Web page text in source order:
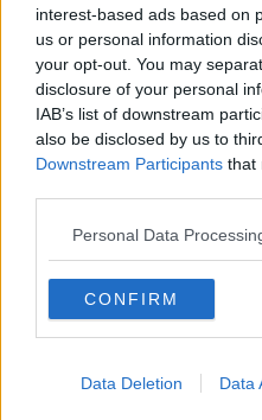
interest-based ads based on
us or personal information
your opt-out. You may
disclosure of your personal
IAB’s list of downstream
also be disclosed by us to
Downstream Participants that
Personal Data
CONFIRM
Data Deletion Data
A közlemény példaként
százalékkal,Bariba22
százalékkal, Tiranába
Alicantéba 16
az átlagos jegyárak.
üzletágának vezetője a
fel a figyelmet, hogy a
esetében jóval
meg. Noha a foglalások
visszaestek, egyes